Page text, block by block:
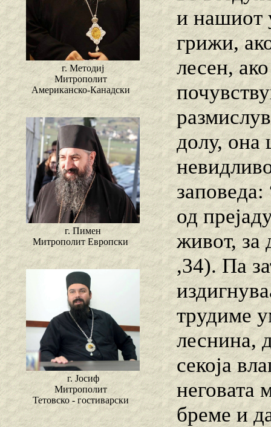
г. Методиј
Митрополит
Американско-Канадски
г. Пимен
Митрополит Европски
г. Јосиф
Митрополит
Тетовско - гостиварски
и нашиот
грижи,
лесен,
долу, она
од
живот, за
,34). Па
трудиме
леснина,
секоја
неговата
бреме и